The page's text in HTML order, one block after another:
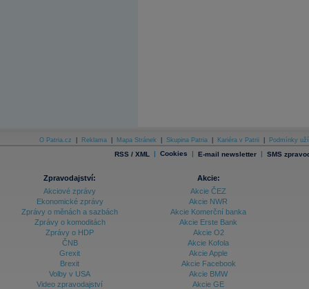
O Patria.cz Reklama Mapa Stránek Skupina Patria Kariéra v Patrii Podmínky
RSS / XML | Cookies | E-mail newsletter | SMS
Zpravodajství:
Akciové zprávy
Ekonomické zprávy
Zprávy o měnách a sazbách
Zprávy o komoditách
Zprávy o HDP
ČNB
Grexit
Brexit
Volby v USA
Video zpravodajství
Akcie:
Akcie ČEZ
Akcie NWR
Akcie Komerční banka
Akcie Erste Bank
Akcie O2
Akcie Kofola
Akcie Apple
Akcie Facebook
Akcie BMW
Akcie GE